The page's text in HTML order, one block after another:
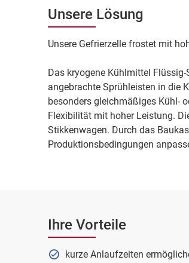
Unsere Lösung
Unsere Gefrierzelle frostet mit
Das kryogene Kühlmittel
angebrachte Sprühleisten in die
besonders gleichmäßiges Kühl-
Flexibilität mit hoher Leistung.
Stikkenwagen. Durch das
Produktionsbedingungen
Ihre Vorteile
kurze Anlaufzeiten